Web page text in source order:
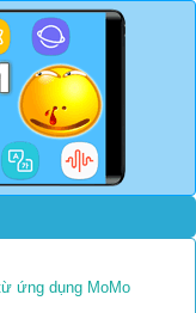
ứng dụng MoMo